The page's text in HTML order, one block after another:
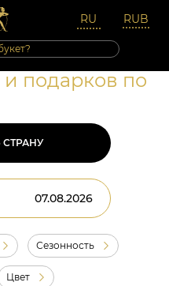
и подарков по
Сезонность
Цвет